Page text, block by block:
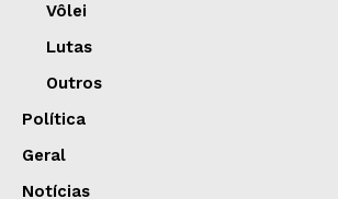
Vôlei
Lutas
Outros
Política
Geral
Notícias